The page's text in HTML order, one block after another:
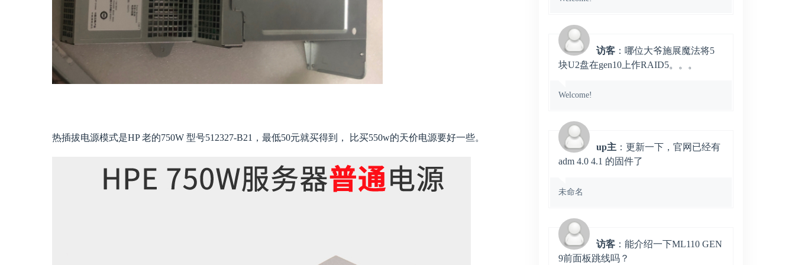
热插拔电源模式是HP 老的750W 型号512327-B21，最低50元就买得到， 比买550w的天价电源要好一些。
访客 ：哪位大爷施展魔法将5
块U2盘在gen10上作RAID5。。。
Welcome!
up主 ：更新一下，官网已经有
adm 4.0 4.1 的固件了
未命名
访客 ：能介绍一下ML110 GEN
9前面板跳线吗？